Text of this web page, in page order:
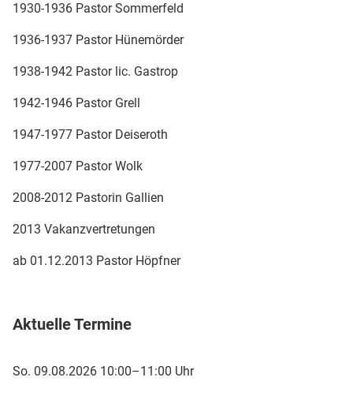
1930-1936 Pastor Sommerfeld
1936-1937 Pastor Hünemörder
1938-1942 Pastor lic. Gastrop
1942-1946 Pastor Grell
1947-1977 Pastor Deiseroth
1977-2007 Pastor Wolk
2008-2012 Pastorin Gallien
2013 Vakanzvertretungen
ab 01.12.2013 Pastor Höpfner
Aktuelle Termine
So. 09.08.2026 10:00–11:00 Uhr